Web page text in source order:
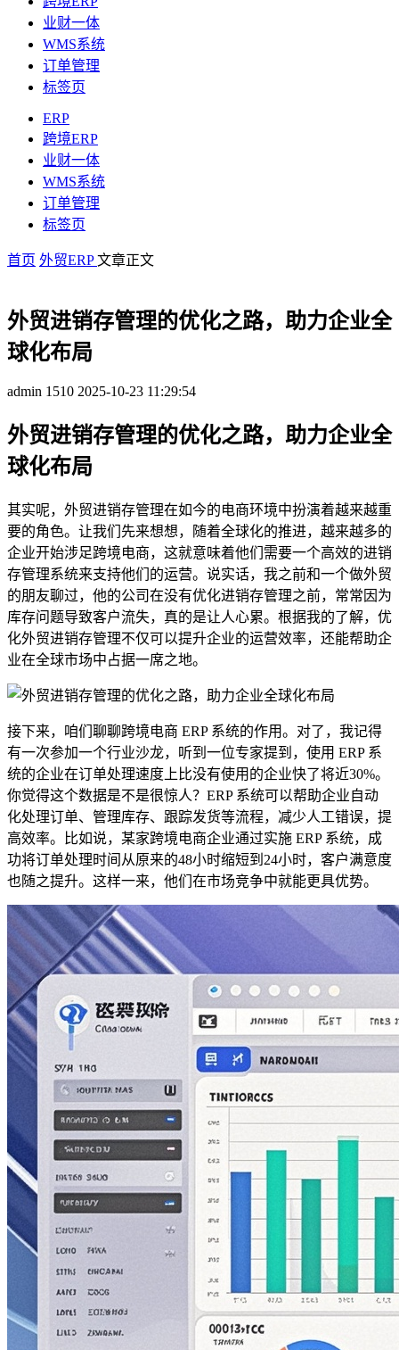
业财一体
WMS系统
订单管理
标签页
ERP
跨境ERP
业财一体
WMS系统
订单管理
标签页
首页 外贸ERP文章正文
外贸进销存管理的优化之路，助力企业全
球化布局
admin 1510 2025-10-23 11:29:54
外贸进销存管理的优化之路，助力企业全
球化布局
其实呢，外贸进销存管理在如今的电商环境中扮演着越来越重
要的角色。让我们先来想想，随着全球化的推进，越来越多的
企业开始涉足跨境电商，这就意味着他们需要一个高效的进销
存管理系统来支持他们的运营。说实话，我之前和一个做外贸
的朋友聊过，他的公司在没有优化进销存管理之前，常常因为
库存问题导致客户流失，真的是让人心累。根据我的了解，优
化外贸进销存管理不仅可以提升企业的运营效率，还能帮助企
业在全球市场中占据一席之地。
接下来，咱们聊聊跨境电商 ERP 系统的作用。对了，我记得
有一次参加一个行业沙龙，听到一位专家提到，使用 ERP 系
统的企业在订单处理速度上比没有使用的企业快了将近30%。
你觉得这个数据是不是很惊人？ERP 系统可以帮助企业自动
化处理订单、管理库存、跟踪发货等流程，减少人工错误，提
高效率。比如说，某家跨境电商企业通过实施 ERP 系统，成
功将订单处理时间从原来的48小时缩短到24小时，客户满意度
也随之提升。这样一来，他们在市场竞争中就能更具优势。